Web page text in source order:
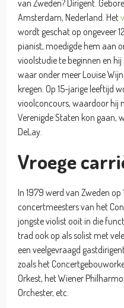
van Zweden? Dirigent.
Amsterdam, Nederland. Het
wordt geschat op ongeveer
pianist, moedigde hem aan
vioolstudie te beginnen en
waar onder meer Louise
kregen. Op 15-jarige leeftijd
vioolconcours, waardoor hij
Verenigde Staten kon gaan,
DeLay.
Vroege
In 1979 werd van Zweden
concertmeesters van het
jongste violist ooit in die
trad ook op als solist met
een veelgevraagd
zoals het
Orkest, het Wiener
Orchester, etc.